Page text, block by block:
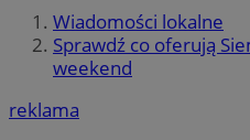
Wiadomości lokalne
Sprawdź co oferują
weekend
reklama